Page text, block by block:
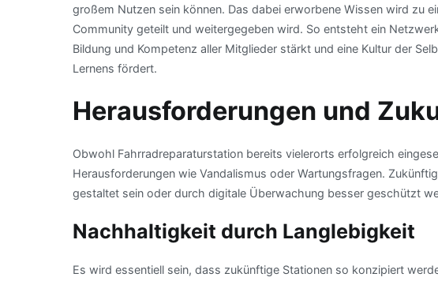
großem Nutzen sein können. Das dabei erworbene Wissen wird zu
Community geteilt und weitergegeben wird. So entsteht ein
Bildung und Kompetenz aller Mitglieder stärkt und eine Kultur der
Lernens fördert.
Herausforderungen und
Obwohl Fahrradreparaturstation bereits vielerorts erfolgreich
Herausforderungen wie Vandalismus oder Wartungsfragen.
gestaltet sein oder durch digitale Überwachung besser geschützt
Nachhaltigkeit durch Langlebigkeit
Es wird essentiell sein, dass zukünftige Stationen so konzipiert